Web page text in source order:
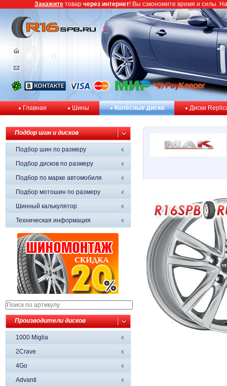
Главная Шины Колёсные диски Диски
Подбор шин и дисков
Подбор шин по размеру
Подбор дисков по размеру
Подбор по марке автомобиля
Подбор мотошин по размеру
Шинный калькулятор
Техническая информация
Производители дисков
1000 Miglia
2Crave
4Go
Advanti
Закажите товар через интернет! Вы сэкономите время и силы.